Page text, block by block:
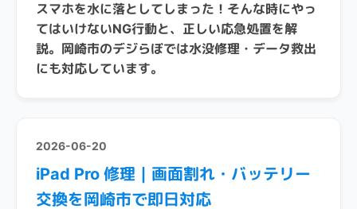
スマホを水に落としてしまった！そんな時にやっ
てはいけないNG行動と、正しい応急処置を解
説。岡崎市のデジらぼでは水没修理・データ救出
にも対応しています。
2026-06-20
iPad Pro 修理｜画面割れ・バッテリー
交換を岡崎市で即日対応